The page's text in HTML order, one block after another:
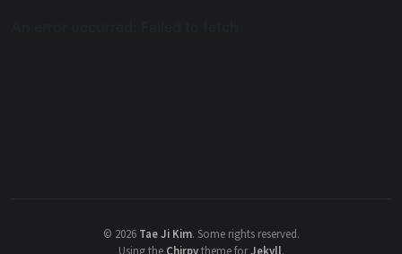
© 2026 Tae Ji Kim. Some rights reserved.
Using the Chirpytheme forJekyll.